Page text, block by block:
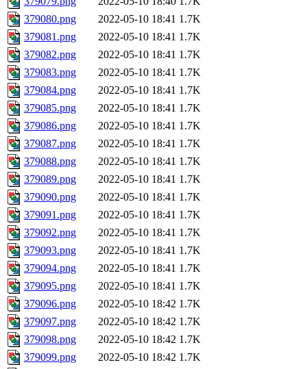
379080.png
2022-05-10 18:41 1.7K
379081.png
2022-05-10 18:41 1.7K
379082.png
2022-05-10 18:41 1.7K
379083.png
2022-05-10 18:41 1.7K
379084.png
2022-05-10 18:41 1.7K
379085.png
2022-05-10 18:41 1.7K
379086.png
2022-05-10 18:41 1.7K
379087.png
2022-05-10 18:41 1.7K
379088.png
2022-05-10 18:41 1.7K
379089.png
2022-05-10 18:41 1.7K
379090.png
2022-05-10 18:41 1.7K
379091.png
2022-05-10 18:41 1.7K
379092.png
2022-05-10 18:41 1.7K
379093.png
2022-05-10 18:41 1.7K
379094.png
2022-05-10 18:41 1.7K
379095.png
2022-05-10 18:41 1.7K
379096.png
2022-05-10 18:42 1.7K
379097.png
2022-05-10 18:42 1.7K
379098.png
2022-05-10 18:42 1.7K
379099.png
2022-05-10 18:42 1.7K